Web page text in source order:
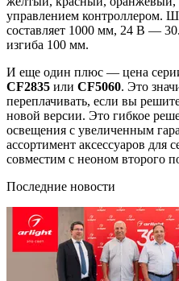
управлением контроллером.
составляет 1000 мм, 24 В —
изгиба 100 мм.
И еще один плюс — цена
CF2835 или CF5060. Это
переплачивать, если вы
новой версии. Это гибкое
освещения с увеличенным
ассортимент аксессуаров для
совместим с неоном второго
Последние новости